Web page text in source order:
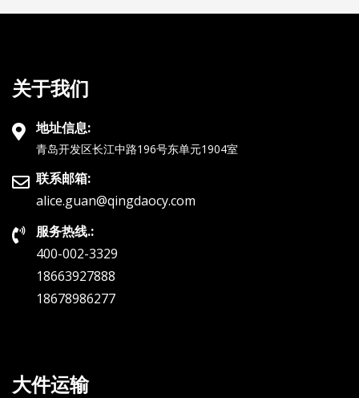
关于我们
地址信息:
青岛开发区长江中路196号东单元1904室
联系邮箱:
alice.guan@qingdaocy.com
服务热线.:
400-002-3329
18663927888
18678986277
大件运输